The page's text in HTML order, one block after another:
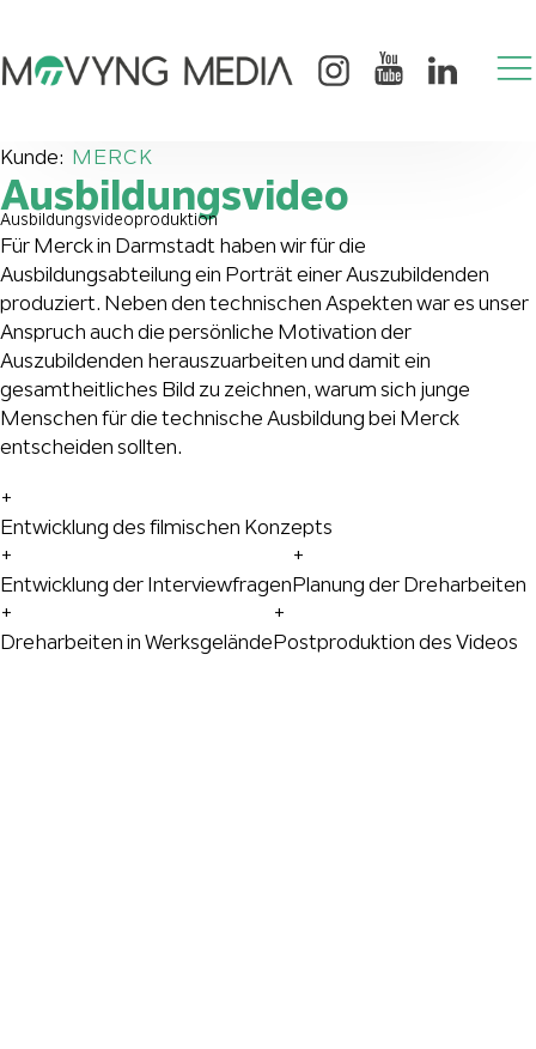
Kunde: MERCK
Ausbildungsvideo
Ausbildungsvideoproduktion
Für Merck in Darmstadt haben wir für die
Ausbildungsabteilung ein Porträt einer Auszubildenden
produziert. Neben den technischen Aspekten war es unser
Anspruch auch die persönliche Motivation der
Auszubildenden herauszuarbeiten und damit ein
gesamtheitliches Bild zu zeichnen, warum sich junge
Menschen für die technische Ausbildung bei Merck
entscheiden sollten.
+
Entwicklung des filmischen Konzepts
+
Entwicklung der Interviewfragen
+
Planung der Dreharbeiten
+
Dreharbeiten in Werksgelände
+
Postproduktion des Videos